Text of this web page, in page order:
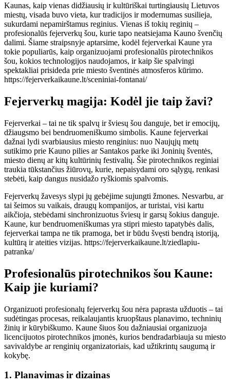
Kaunas, kaip vienas didžiausių ir kultūriškai turtingiausių Lietuvos
miestų, visada buvo vieta, kur tradicijos ir modernumas susilieja,
sukurdami nepamirštamus reginius. Vienas iš tokių reginių –
profesionalūs fejerverkų šou, kurie tapo neatsiejama Kauno švenčių
dalimi. Šiame straipsnyje aptarsime, kodėl fejerverkai Kaune yra
tokie populiarūs, kaip organizuojami profesionalūs pirotechnikos
šou, kokios technologijos naudojamos, ir kaip šie spalvingi
spektakliai prisideda prie miesto šventinės atmosferos kūrimo.
https://fejerverkaikaune.lt/sceniniai-fontanai/
Fejerverkų magija: Kodėl jie taip žavi?
Fejerverkai – tai ne tik spalvų ir šviesų šou danguje, bet ir emocijų,
džiaugsmo bei bendruomeniškumo simbolis. Kaune fejerverkai
dažnai lydi svarbiausius miesto renginius: nuo Naujųjų metų
sutikimo prie Kauno pilies ar Santakos parke iki Joninių šventės,
miesto dienų ar kitų kultūrinių festivalių. Šie pirotechnikos reginiai
traukia tūkstančius žiūrovų, kurie, nepaisydami oro sąlygų, renkasi
stebėti, kaip dangus nusidažo ryškiomis spalvomis.
Fejerverkų žavesys slypi jų gebėjime sujungti žmones. Nesvarbu, ar
tai šeimos su vaikais, draugų kompanijos, ar turistai, visi kartu
aikčioja, stebėdami sinchronizuotus šviesų ir garsų šokius danguje.
Kaune, kur bendruomeniškumas yra stipri miesto tapatybės dalis,
fejerverkai tampa ne tik pramoga, bet ir būdu švęsti bendrą istoriją,
kultūrą ir ateities vizijas. https://fejerverkaikaune.lt/ziedlapiu-
patranka/
Profesionalūs pirotechnikos šou Kaune:
Kaip jie kuriami?
Organizuoti profesionalų fejerverkų šou nėra paprasta užduotis – tai
sudėtingas procesas, reikalaujantis kruopštaus planavimo, techninių
žinių ir kūrybiškumo. Kaune šiuos šou dažniausiai organizuoja
licencijuotos pirotechnikos įmonės, kurios bendradarbiauja su miesto
savivaldybe ar renginių organizatoriais, kad užtikrintų saugumą ir
kokybę.
1. Planavimas ir dizainas